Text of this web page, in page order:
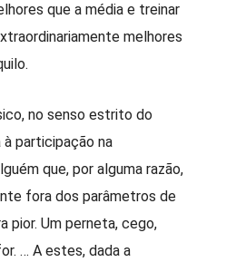
que a média e treinar
melhores
no senso estrito do
participação na
que, por alguma razão,
fora dos parâmetros de
pior. Um perneta, cego,
… A estes, dada a